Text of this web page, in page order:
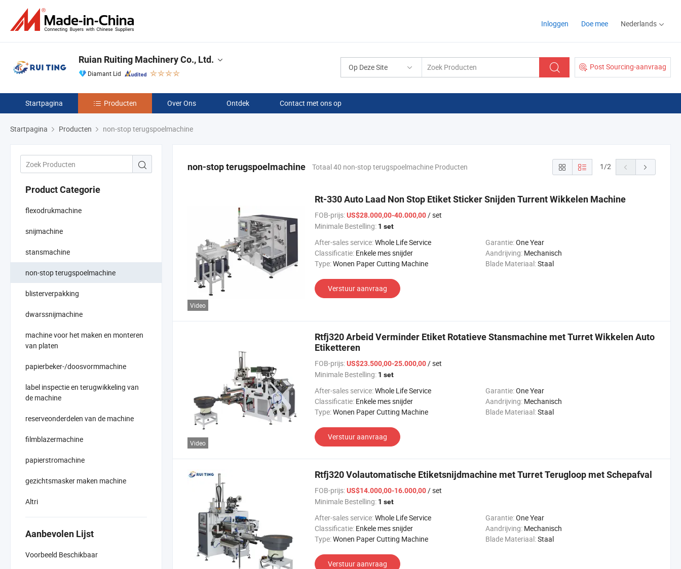
Inloggen Doe mee Nederlands
Op Deze Site Post Sourcing-aanvraag
Ruian Ruiting Machinery Co., Ltd.
Diamant Lid
Startpagina Producten Over Ons Ontdek Contact met ons op
Startpagina Producten non-stop terugspoelmachine
Product Categorie
flexodrukmachine
snijmachine
stansmachine
non-stop terugspoelmachine
blisterverpakking
dwarssnijmachine
machine voor het maken en monteren
van platen
papierbeker-/doosvormmachine
label inspectie en terugwikkeling van
de machine
reserveonderdelen van de machine
filmblazermachine
papierstromachine
gezichtsmasker maken machine
Altri
Aanbevolen Lijst
Voorbeeld Beschikbaar
non-stop terugspoelmachine Totaal 40 non-stop terugspoelmachine Producten 1/2
Video
Rt-330 Auto Laad Non Stop Etiket Sticker Snijden Turrent Wikkelen Machine
FOB-prijs:US$28.000,00-40.000,00/ set
Minimale Bestelling: 1 set
After-sales service:Whole Life Service Garantie:One Year
Classificatie: Enkele mes snijder Aandrijving: Mechanisch
Type:Wonen Paper Cutting Machine Blade Materiaal:Staal
Verstuur aanvraag
Video
Rtfj320 Arbeid Verminder Etiket Rotatieve Stansmachine met Turret Wikkelen Auto
Etiketteren
FOB-prijs:US$23.500,00-25.000,00/ set
Minimale Bestelling: 1 set
After-sales service:Whole Life Service Garantie:One Year
Classificatie: Enkele mes snijder Aandrijving: Mechanisch
Type:Wonen Paper Cutting Machine Blade Materiaal:Staal
Verstuur aanvraag
Rtfj320 Volautomatische Etiketsnijdmachine met Turret Terugloop met Schepafval
FOB-prijs:US$14.000,00-16.000,00/ set
Minimale Bestelling: 1 set
After-sales service:Whole Life Service Garantie:One Year
Classificatie: Enkele mes snijder Aandrijving: Mechanisch
Type:Wonen Paper Cutting Machine Blade Materiaal:Staal
Verstuur aanvraag